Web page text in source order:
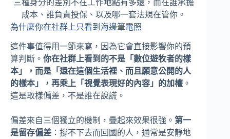
三種身分的差別不在工作地點有多遠，而在誰承擔
成本、誰負責投保、以及哪一套法規在管你。
為什麼你在社群上只看到海邊筆電照
這件事值得用一節來寫，因為它會直接影響你的預
算判斷。 你在社群上看到的不是「數位遊牧者的樣
本」，而是「還在這個生活裡、而且願意公開的人
的樣本」，再乘上「視覺表現好的內容」的加權 。
這是取樣偏差，不是誰在說謊。
偏差來自三個獨立的機制，疊起來效果很強。 第一
是留存偏差 ：撐不下去而回國的人，通常是安靜地